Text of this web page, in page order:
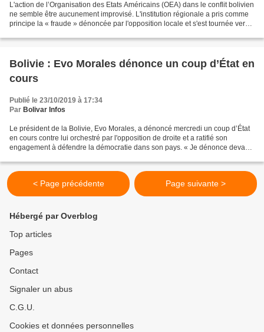
L'action de l’Organisation des Etats Américains (OEA) dans le conflit bolivien
ne semble être aucunement improvisé. L'institution régionale a pris comme
principe la « fraude » dénoncée par l'opposition locale et s'est tournée vers
Bolivie : Evo Morales dénonce un coup d’État en
cours
Publié le 23/10/2019 à 17:34
Par Bolivar Infos
Le président de la Bolivie, Evo Morales, a dénoncé mercredi un coup d’État
en cours contre lui orchestré par l'opposition de droite et a ratifié son
engagement à défendre la démocratie dans son pays. « Je dénonce devant
< Page précédente Page suivante >
Hébergé par Overblog
Top articles
Pages
Contact
Signaler un abus
C.G.U.
Cookies et données personnelles